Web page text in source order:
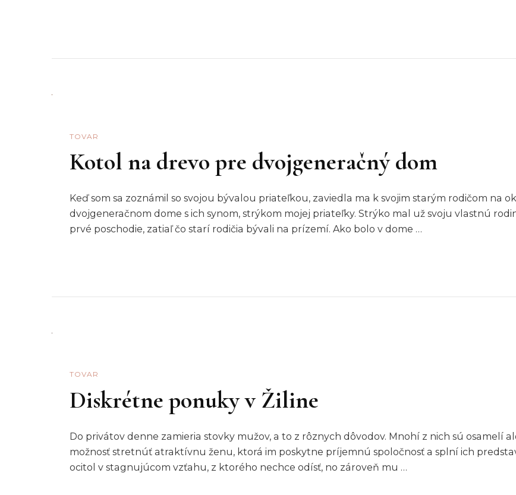
TOVAR
Kotol na drevo pre dvojgeneračný dom
Keď som sa zoznámil so svojou bývalou priateľkou, zaviedla ma k svojim starým rodičom na
dvojgeneračnom dome s ich synom, strýkom mojej priateľky. Strýko mal už svoju vlastnú
prvé poschodie, zatiaľ čo starí rodičia bývali na prízemí. Ako bolo v dome …
TOVAR
Diskrétne ponuky v Žiline
Do privátov denne zamieria stovky mužov, a to z rôznych dôvodov. Mnohí z nich sú osamelí
možnosť stretnúť atraktívnu ženu, ktorá im poskytne príjemnú spoločnosť a splní ich
ocitol v stagnujúcom vzťahu, z ktorého nechce odísť, no zároveň mu …